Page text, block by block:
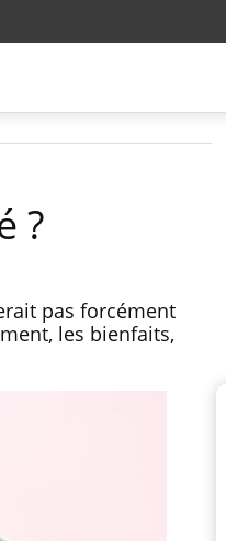
?
pas forcément
les bienfaits,